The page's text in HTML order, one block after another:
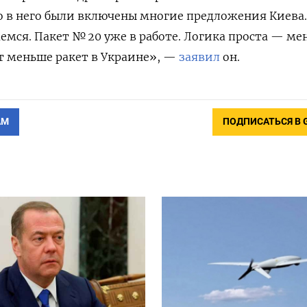
в него были включены многие предложения Киева.
Пакет № 20 уже в работе. Логика проста —
меньше ракет в Украине», — заявил он.
ПОДПИСАТЬСЯ В